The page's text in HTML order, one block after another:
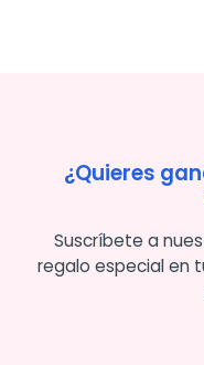
¿Quieres
Suscríbete a
regalo especial en